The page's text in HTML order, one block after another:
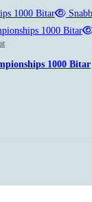
1000 Bitar